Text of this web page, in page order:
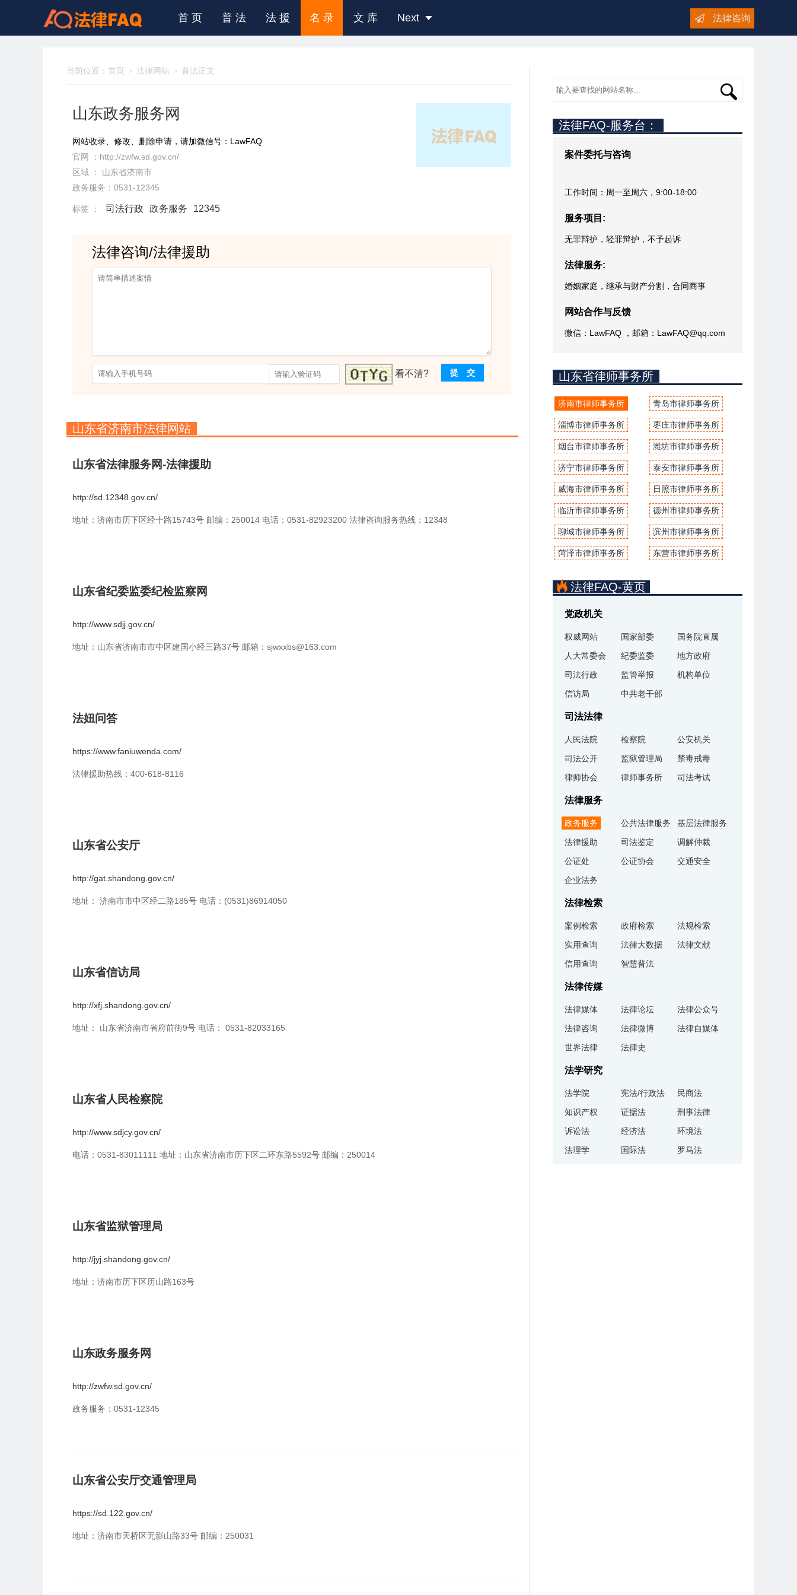
首 页 普 法 法 援 名 录 文 库 Next 法律咨询
当前位置： 首页 法律网站 普法正文
山东政务服务网
网站收录、修改、删除申请，请加微信号：LawFAQ
官网 ： http://zwfw.sd.gov.cn/
区域 ： 山东省济南市
政务服务：0531-12345
标签 ： 司法行政 政务服务 12345
法律咨询/法律援助
看不清? 提 交
山东省济南市法律网站
山东省法律服务网-法律援助
http://sd.12348.gov.cn/
地址：济南市历下区经十路15743号 邮编：250014 电话：0531-82923200 法律咨询服务热线：12348
山东省纪委监委纪检监察网
http://www.sdjj.gov.cn/
地址：山东省济南市市中区建国小经三路37号 邮箱：sjwxxbs@163.com
法妞问答
https://www.faniuwenda.com/
法律援助热线：400-618-8116
山东省公安厅
http://gat.shandong.gov.cn/
地址： 济南市市中区经二路185号 电话：(0531)86914050
山东省信访局
http://xfj.shandong.gov.cn/
地址： 山东省济南市省府前街9号 电话： 0531-82033165
山东省人民检察院
http://www.sdjcy.gov.cn/
电话：0531-83011111 地址：山东省济南市历下区二环东路5592号 邮编：250014
山东省监狱管理局
http://jyj.shandong.gov.cn/
地址：济南市历下区历山路163号
山东政务服务网
http://zwfw.sd.gov.cn/
政务服务：0531-12345
山东省公安厅交通管理局
https://sd.122.gov.cn/
地址：济南市天桥区无影山路33号 邮编：250031
法律FAQ-服务台：
案件委托与咨询
工作时间：周一至周六，9:00-18:00
服务项目:
无罪辩护，轻罪辩护，不予起诉
法律服务:
婚姻家庭，继承与财产分割，合同商事
网站合作与反馈
微信：LawFAQ ，邮箱：LawFAQ@qq.com
山东省律师事务所
济南市律师事务所 青岛市律师事务所
淄博市律师事务所 枣庄市律师事务所
烟台市律师事务所 潍坊市律师事务所
济宁市律师事务所 泰安市律师事务所
威海市律师事务所 日照市律师事务所
临沂市律师事务所 德州市律师事务所
聊城市律师事务所 滨州市律师事务所
菏泽市律师事务所 东营市律师事务所
法律FAQ-黄页
党政机关
权威网站 国家部委
国务院直属
人大常委会
纪委监委
地方政府
司法行政
监管举报
机构单位
信访局
中共老干部
司法法律
人民法院 检察院
公安机关
司法公开
监狱管理局
禁毒戒毒
律师协会
律师事务所 司法考试
法律服务
政务服务 公共法律服务
基层法律服务
法律援助
司法鉴定
调解仲裁
公证处
公证协会
交通安全
企业法务
法律检索
案例检索 政府检索
法规检索
实用查询
法律大数据
法律文献
信用查询
智慧普法
法律传媒
法律媒体 法律论坛
法律公众号
法律咨询
法律微博
法律自媒体
世界法律
法律史
法学研究
法学院 宪法/行政法
民商法
知识产权
证据法
刑事法律
诉讼法
经济法
环境法
法理学
国际法 罗马法